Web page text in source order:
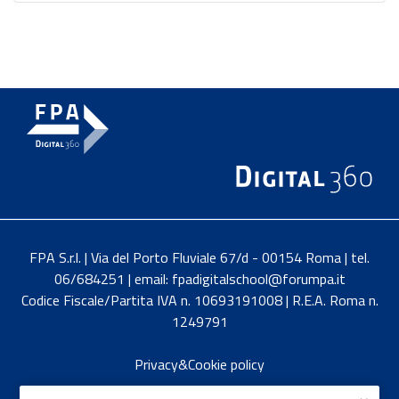
FPA S.r.l. | Via del Porto Fluviale 67/d - 00154 Roma | tel.
06/684251 | email: fpadigitalschool@forumpa.it
Codice Fiscale/Partita IVA n. 10693191008 | R.E.A. Roma n.
1249791
Privacy&Cookie policy